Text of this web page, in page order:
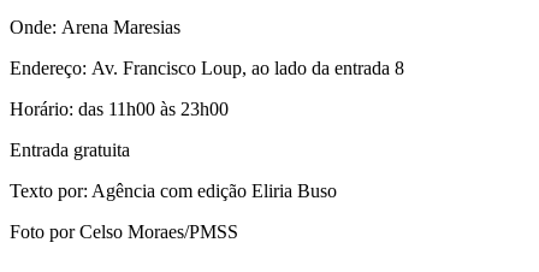
Onde: Arena Maresias
Endereço: Av. Francisco Loup, ao lado da entrada 8
Horário: das 11h00 às 23h00
Entrada gratuita
Texto por: Agência com edição Eliria Buso
Foto por Celso Moraes/PMSS